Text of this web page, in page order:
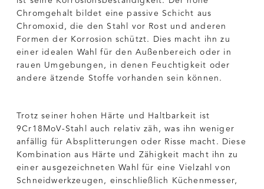
Chromgehalt bildet eine passive Schicht aus
Chromoxid, die den Stahl vor Rost und anderen
Formen der Korrosion schützt. Dies macht ihn zu
einer idealen Wahl für den Außenbereich oder in
rauen Umgebungen, in denen Feuchtigkeit oder
andere ätzende Stoffe vorhanden sein können.
Trotz seiner hohen Härte und Haltbarkeit ist
9Cr18MoV-Stahl auch relativ zäh, was ihn weniger
anfällig für Absplitterungen oder Risse macht. Diese
Kombination aus Härte und Zähigkeit macht ihn zu
einer ausgezeichneten Wahl für eine Vielzahl von
Schneidwerkzeugen, einschließlich Küchenmesser,